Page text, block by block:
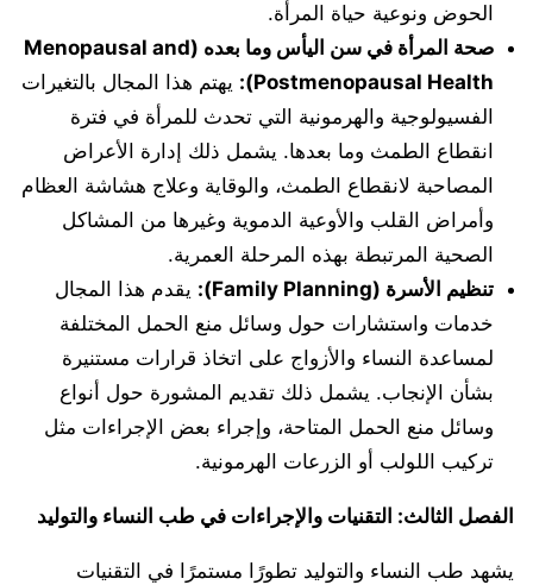
الحوض ونوعية حياة المرأة.
صحة المرأة في سن اليأس وما بعده (Menopausal and
Postmenopausal Health):
يهتم هذا المجال بالتغيرات
الفسيولوجية والهرمونية التي تحدث للمرأة في فترة
انقطاع الطمث وما بعدها. يشمل ذلك إدارة الأعراض
المصاحبة لانقطاع الطمث، والوقاية وعلاج هشاشة العظام
وأمراض القلب والأوعية الدموية وغيرها من المشاكل
الصحية المرتبطة بهذه المرحلة العمرية.
تنظيم الأسرة (Family Planning):
يقدم هذا المجال
خدمات واستشارات حول وسائل منع الحمل المختلفة
لمساعدة النساء والأزواج على اتخاذ قرارات مستنيرة
بشأن الإنجاب. يشمل ذلك تقديم المشورة حول أنواع
وسائل منع الحمل المتاحة، وإجراء بعض الإجراءات مثل
تركيب اللولب أو الزرعات الهرمونية.
الفصل الثالث: التقنيات والإجراءات في طب النساء والتوليد
يشهد طب النساء والتوليد تطورًا مستمرًا في التقنيات